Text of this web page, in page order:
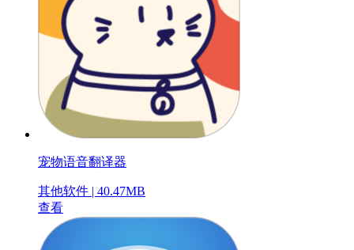
宠物语音翻译器
其他软件 | 40.47MB
查看